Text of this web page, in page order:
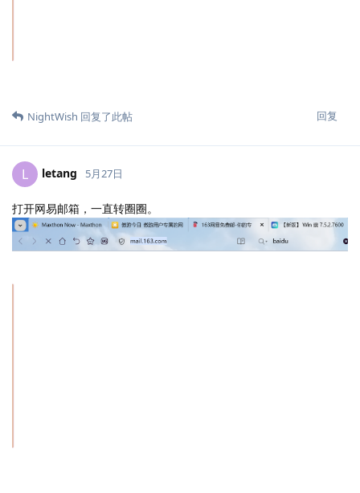
回复
NightWish 回复了此帖
L letang 5月27日
打开网易邮箱，一直转圈圈。